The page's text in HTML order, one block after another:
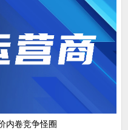
内卷竞争怪圈